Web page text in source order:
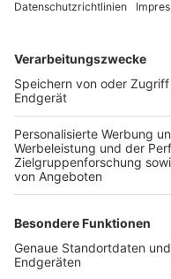
TOP-VEREINE
TOP-PARTNER